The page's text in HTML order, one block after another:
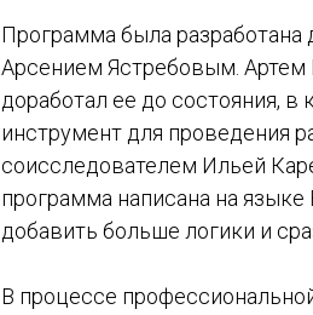
Программа была
Арсением Ястребовым.
доработал ее до состояния,
инструмент для проведения
соисследователем Ильей
программа написана на
добавить больше логики и
В процессе